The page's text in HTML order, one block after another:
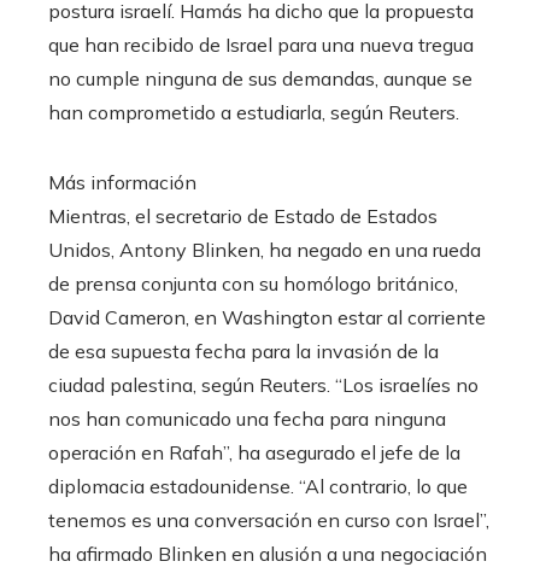
postura israelí. Hamás ha dicho que la propuesta
que han recibido de Israel para una nueva tregua
no cumple ninguna de sus demandas, aunque se
han comprometido a estudiarla, según Reuters.
Más información
Mientras, el secretario de Estado de Estados
Unidos, Antony Blinken, ha negado en una rueda
de prensa conjunta con su homólogo británico,
David Cameron, en Washington estar al corriente
de esa supuesta fecha para la invasión de la
ciudad palestina, según Reuters. “Los israelíes no
nos han comunicado una fecha para ninguna
operación en Rafah”, ha asegurado el jefe de la
diplomacia estadounidense. “Al contrario, lo que
tenemos es una conversación en curso con Israel”,
ha afirmado Blinken en alusión a una negociación